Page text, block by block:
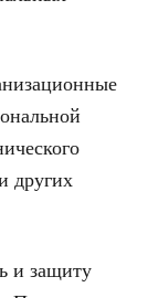
других
и защиту